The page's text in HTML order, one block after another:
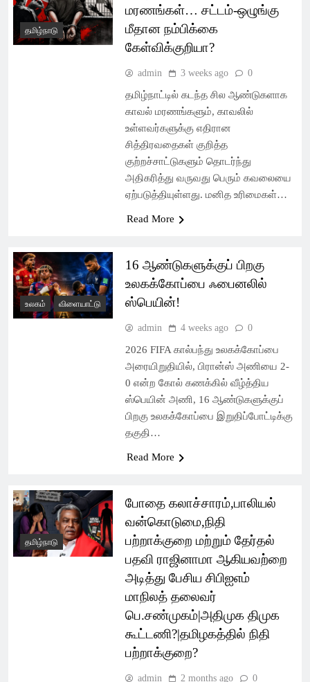
தமிழ்நாடு
மரணங்கள்… சட்டம்-ஒழுங்கு
மீதான நம்பிக்கை
கேள்விக்குறியா?
admin 3 weeks ago 0
தமிழ்நாட்டில் கடந்த சில ஆண்டுகளாக
காவல் மரணங்களும், காவலில்
உள்ளவர்களுக்கு எதிரான
சித்திரவதைகள் குறித்த
குற்றச்சாட்டுகளும் தொடர்ந்து
அதிகரித்து வருவது பெரும் கவலையை
ஏற்படுத்தியுள்ளது. மனித உரிமைகள்…
Read More
உலகம் விளையாட்டு
16 ஆண்டுகளுக்குப் பிறகு
உலகக்கோப்பை ஃபைனலில்
ஸ்பெயின்!
admin 4 weeks ago 0
2026 FIFA கால்பந்து உலகக்கோப்பை
அரையிறுதியில், பிரான்ஸ் அணியை 2-
0 என்ற கோல் கணக்கில் வீழ்த்திய
ஸ்பெயின் அணி, 16 ஆண்டுகளுக்குப்
பிறகு உலகக்கோப்பை இறுதிப்போட்டிக்கு
தகுதி…
Read More
தமிழ்நாடு
போதை கலாச்சாரம்,பாலியல்
வன்கொடுமை,நிதி
பற்றாக்குறை மற்றும் தேர்தல்
பதவி ராஜினாமா ஆகியவற்றை
அடித்து பேசிய சிபிஐஎம்
மாநிலத் தலைவர்
பெ.சண்முகம்|அதிமுக திமுக
கூட்டணி?|தமிழகத்தில் நிதி
பற்றாக்குறை?
admin 2 months ago 0